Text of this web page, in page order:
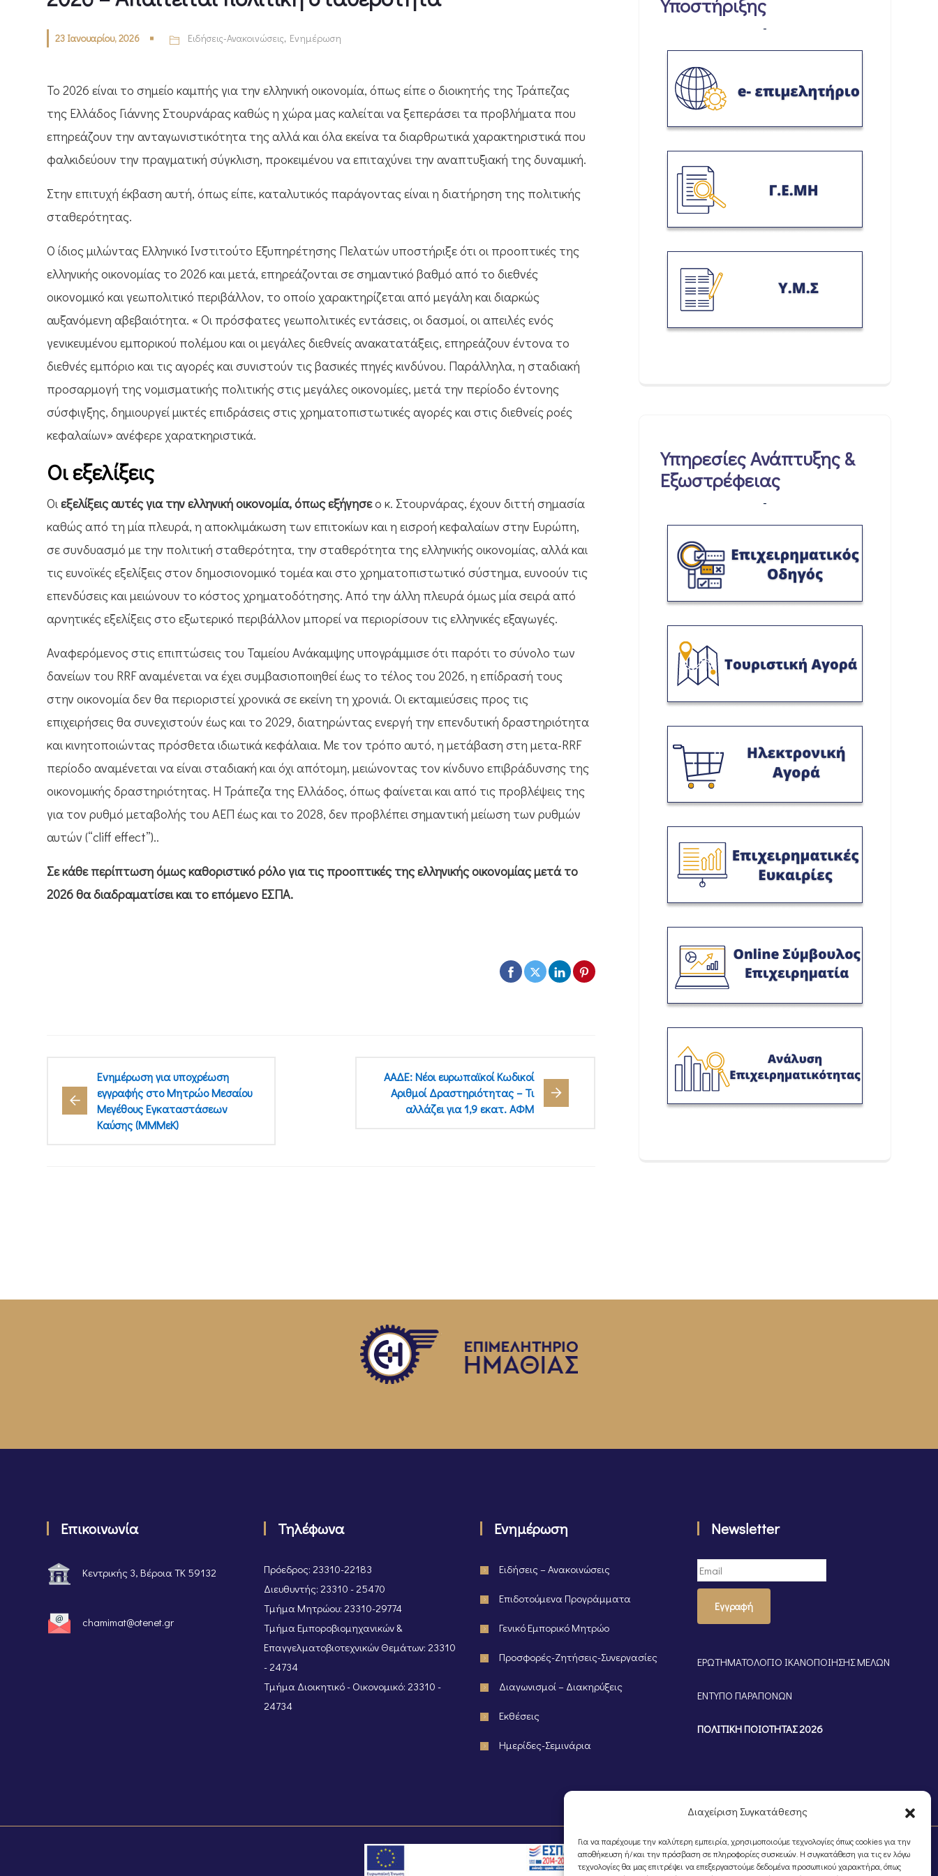
Διαχείριση Συγκατάθεσης
Για να παρέχουμε την καλύτερη εμπειρία, χρησιμοποιούμε τεχνολογίες όπως cookies για την
αποθήκευση ή/και την πρόσβαση σε πληροφορίες συσκευών. Η συγκατάθεση για τις εν λόγω
τεχνολογίες θα μας επιτρέψει να επεξεργαστούμε δεδομένα προσωπικού χαρακτήρα, όπως
23 Ιανουαρίου, 2026 Ειδήσεις-Ανακοινώσεις, Ενημέρωση
Το 2026 είναι το σημείο καμπής για την ελληνική οικονομία, όπως είπε ο διοικητής της Τράπεζας
της Ελλάδος Γιάννης Στουρνάρας καθώς η χώρα μας καλείται να ξεπεράσει τα προβλήματα που
επηρεάζουν την ανταγωνιστικότητα της αλλά και όλα εκείνα τα διαρθρωτικά χαρακτηριστικά που
φαλκιδεύουν την πραγματική σύγκλιση, προκειμένου να επιταχύνει την αναπτυξιακή της δυναμική.
Στην επιτυχή έκβαση αυτή, όπως είπε, καταλυτικός παράγοντας είναι η διατήρηση της πολιτικής
σταθερότητας.
Ο ίδιος μιλώντας Ελληνικό Ινστιτούτο Εξυπηρέτησης Πελατών υποστήριξε ότι οι προοπτικές της
ελληνικής οικονομίας το 2026 και μετά, επηρεάζονται σε σημαντικό βαθμό από το διεθνές
οικονομικό και γεωπολιτικό περιβάλλον, το οποίο χαρακτηρίζεται από μεγάλη και διαρκώς
αυξανόμενη αβεβαιότητα. « Οι πρόσφατες γεωπολιτικές εντάσεις, οι δασμοί, οι απειλές ενός
γενικευμένου εμπορικού πολέμου και οι μεγάλες διεθνείς ανακατατάξεις, επηρεάζουν έντονα το
διεθνές εμπόριο και τις αγορές και συνιστούν τις βασικές πηγές κινδύνου. Παράλληλα, η σταδιακή
προσαρμογή της νομισματικής πολιτικής στις μεγάλες οικονομίες, μετά την περίοδο έντονης
σύσφιγξης, δημιουργεί μικτές επιδράσεις στις χρηματοπιστωτικές αγορές και στις διεθνείς ροές
κεφαλαίων» ανέφερε χαρατκηριστικά.
Οιεξελίξεις
Οιεξελίξεις αυτές για την ελληνική οικονομία, όπως εξήγησεο κ. Στουρνάρας, έχουν διττή σημασία
καθώς από τη μία πλευρά, η αποκλιμάκωση των επιτοκίων και η εισροή κεφαλαίων στην Ευρώπη,
σε συνδυασμό με την πολιτική σταθερότητα, την σταθερότητα της ελληνικής οικονομίας, αλλά και
τις ευνοϊκές εξελίξεις στον δημοσιονομικό τομέα και στο χρηματοπιστωτικό σύστημα, ευνοούν τις
επενδύσεις και μειώνουν το κόστος χρηματοδότησης. Από την άλλη πλευρά όμως μία σειρά από
αρνητικές εξελίξεις στο εξωτερικό περιβάλλον μπορεί να περιορίσουν τις ελληνικές εξαγωγές.
Αναφερόμενος στις επιπτώσεις του Ταμείου Ανάκαμψης υπογράμμισε ότι παρότι το σύνολο των
δανείων του RRF αναμένεται να έχει συμβασιοποιηθεί έως το τέλος του 2026, η επίδρασή τους
στην οικονομία δεν θα περιοριστεί χρονικά σε εκείνη τη χρονιά. Οι εκταμιεύσεις προς τις
επιχειρήσεις θα συνεχιστούν έως και το 2029, διατηρώντας ενεργή την επενδυτική δραστηριότητα
και κινητοποιώντας πρόσθετα ιδιωτικά κεφάλαια. Με τον τρόπο αυτό, η μετάβαση στη μετα-RRF
περίοδο αναμένεται να είναι σταδιακή και όχι απότομη, μειώνοντας τον κίνδυνο επιβράδυνσης της
οικονομικής δραστηριότητας. Η Τράπεζα της Ελλάδος, όπως φαίνεται και από τις προβλέψεις της
για τον ρυθμό μεταβολής του ΑΕΠ έως και το 2028, δεν προβλέπει σημαντική μείωση των ρυθμών
αυτών (“cliff effect”)..
Σε κάθε περίπτωση όμως καθοριστικό ρόλο για τις προοπτικές της ελληνικής οικονομίας μετά το
2026 θα διαδραματίσει και το επόμενο ΕΣΠΑ.
Ενημέρωση για υποχρέωση
εγγραφής στο Μητρώο Μεσαίου
Μεγέθους Εγκαταστάσεων
Καύσης (ΜΜΜεΚ)
ΑΑΔΕ: Νέοι ευρωπαϊκοί Κωδικοί
Αριθμοί Δραστηριότητας – Τι
αλλάζει για 1,9 εκατ. ΑΦΜ
Υποστήριξης
-
Υπηρεσίες Ανάπτυξης &
Εξωστρέφειας
-
Επικοινωνία
Κεντρικής 3, Βέροια ΤΚ 59132
chamimat@otenet.gr
Τηλέφωνα
Πρόεδρος: 23310-22183
Διευθυντής: 23310 - 25470
Τμήμα Μητρώου: 23310-29774
Τμήμα Εμποροβιομηχανικών &
Επαγγελματοβιοτεχνικών Θεμάτων: 23310
- 24734
Τμήμα Διοικητικό - Οικονομικό: 23310 -
24734
Ενημέρωση
Ειδήσεις – Ανακοινώσεις
Επιδοτούμενα Προγράμματα
Γενικό Εμπορικό Μητρώο
Προσφορές-Ζητήσεις-Συνεργασίες
Διαγωνισμοί – Διακηρύξεις
Εκθέσεις
Ημερίδες-Σεμινάρια
Newsletter
Εγγραφή
ΕΡΩΤΗΜΑΤΟΛΟΓΙΟ ΙΚΑΝΟΠΟΙΗΣΗΣ ΜΕΛΩΝ
ΕΝΤΥΠΟ ΠΑΡΑΠΟΝΩΝ
ΠΟΛΙΤΙΚΗ ΠΟΙΟΤΗΤΑΣ 2026